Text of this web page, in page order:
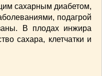
РАСТЕНИЙ
сахарным диабетом,
подаг­рой
В плодах инжира
сахара, клетчатки и